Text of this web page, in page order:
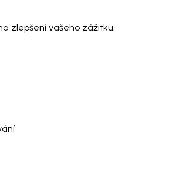
zlepšení vašeho zážitku.